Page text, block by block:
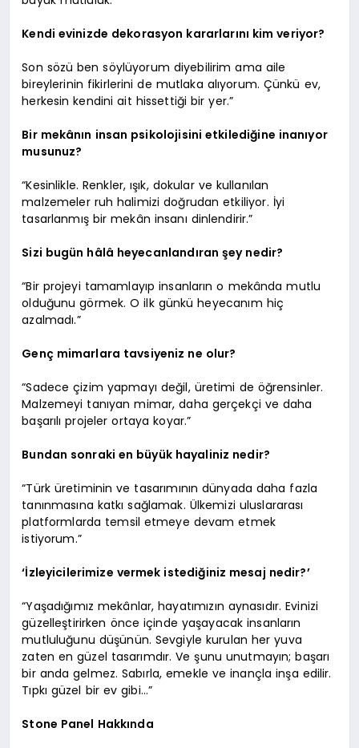
Kendi evinizde dekorasyon kararlarını kim veriyor?
Son sözü ben söylüyorum diyebilirim ama aile
bireylerinin fikirlerini de mutlaka alıyorum. Çünkü ev,
herkesin kendini ait hissettiği bir yer.”
Bir mekânın insan psikolojisini etkilediğine inanıyor
musunuz?
“Kesinlikle. Renkler, ışık, dokular ve kullanılan
malzemeler ruh halimizi doğrudan etkiliyor. İyi
tasarlanmış bir mekân insanı dinlendirir.”
Sizi bugün hâlâ heyecanlandıran şey nedir?
“Bir projeyi tamamlayıp insanların o mekânda mutlu
olduğunu görmek. O ilk günkü heyecanım hiç
azalmadı.”
Genç mimarlara tavsiyeniz ne olur?
“Sadece çizim yapmayı değil, üretimi de öğrensinler.
Malzemeyi tanıyan mimar, daha gerçekçi ve daha
başarılı projeler ortaya koyar.”
Bundan sonraki en büyük hayaliniz nedir?
“Türk üretiminin ve tasarımının dünyada daha fazla
tanınmasına katkı sağlamak. Ülkemizi uluslararası
platformlarda temsil etmeye devam etmek
istiyorum.”
‘İzleyicilerimize vermek istediğiniz mesaj nedir?’
“Yaşadığımız mekânlar, hayatımızın aynasıdır. Evinizi
güzelleştirirken önce içinde yaşayacak insanların
mutluluğunu düşünün. Sevgiyle kurulan her yuva
zaten en güzel tasarımdır. Ve şunu unutmayın; başarı
bir anda gelmez. Sabırla, emekle ve inançla inşa edilir.
Tıpkı güzel bir ev gibi…”
Stone Panel Hakkında